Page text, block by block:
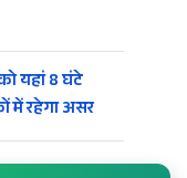
यहां 8 घंटे
में रहेगा असर